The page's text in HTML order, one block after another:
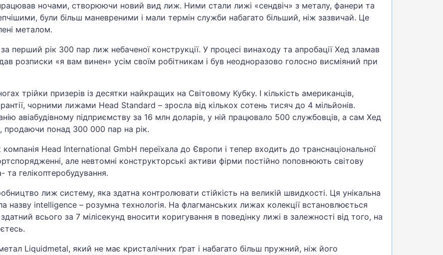
ночами, створюючи новий вид лиж. Ними стали лижі «сендвіч» з металу, фанери та
були більш маневреними і мали термін служби набагато більший, ніж зазвичай. Це
металом.
перший рік 300 пар лиж небаченої конструкції. У процесі винаходу та апробації Хед зламав
розписки «я вам винен» усім своїм робітникам і був неодноразово голосно висміяний при
трійки призерів із десятки найкращих на Світовому Кубку. І кількість американців,
чорними лижами Head Standard – зросла від кількох сотень тисяч до 4 мільйонів.
авіабудівному підприємству за 16 млн доларів, у ній працювало 500 службовців, а сам Хед
понад 300 000 пар на рік.
Head International GmbH переїхала до Європи і тепер входить до транснаціональної
але невтомні конструкторські активи фірми постійно поповнюють світову
та гелікоптеробудування.
лиж систему, яка здатна контролювати стійкість на великій швидкості. Ця унікальна
назву intelligence – розумна технологія. На флагманських лижах колекції встановлюється
всього за 7 мілісекунд вносити коригування в поведінку лижі в залежності від того, на
Liquidmetal, який не має кристалічних ґрат і набагато більш пружний, ніж його